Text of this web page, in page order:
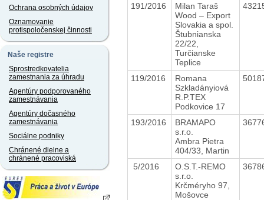
Ochrana osobných údajov
Oznamovanie
protispoločenskej činnosti
Naše registre
Sprostredkovatelia
zamestnania za úhradu
Agentúry podporovaného
zamestnávania
Agentúry dočasného
zamestnávania
Sociálne podniky
Chránené dielne a
chránené pracoviská
191/2016
Milan Taraš
Wood – Export
Slovakia a spol.
Štubnianska
22/22,
Turčianske
Teplice
119/2016
Romana
Szkladányiová
R.P.TEX
Podkovice 17
193/2016
BRAMAPO
s.r.o.
Ambra Pietra
404/33, Martin
5/2016
O.S.T.-REMO
s.r.o.
Krčméryho 97,
Mošovce